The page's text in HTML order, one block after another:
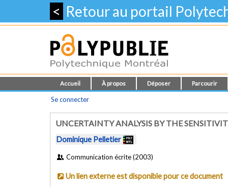
< Retour au portail
Accueil À propos Déposer Parcourir
Se connecter
UNCERTAINTY ANALYSIS BY THE
Dominique Pelletier
Communication écrite (2003)
Un lien externe est disponible pour ce document